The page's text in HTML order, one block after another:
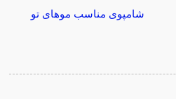
شامپوی مناسب موهای تو